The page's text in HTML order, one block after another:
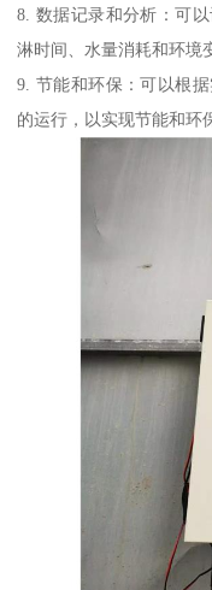
8. 数据记录和分析：可
淋时间、水量消耗和环境
9. 节能和环保：可以根
的运行，以实现节能和环